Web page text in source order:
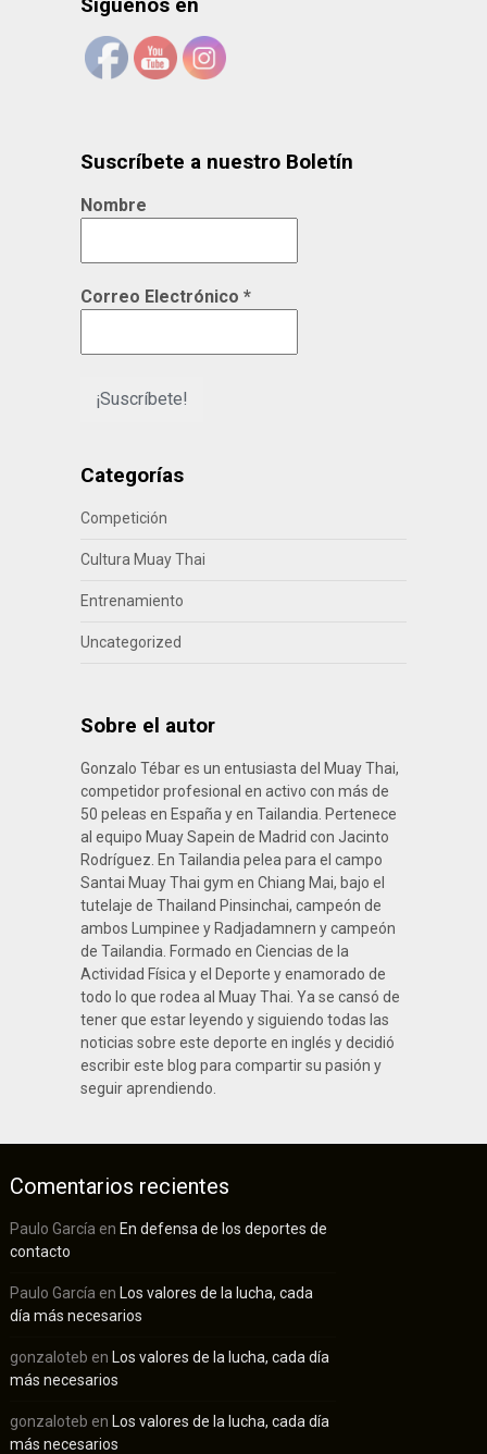
Suscríbete a nuestro Boletín
Nombre
Correo Electrónico *
Categorías
Competición
Cultura Muay Thai
Entrenamiento
Uncategorized
Sobre el autor
Gonzalo Tébar es un entusiasta del Muay Thai,
competidor profesional en activo con más de
50 peleas en España y en Tailandia. Pertenece
al equipo Muay Sapein de Madrid con Jacinto
Rodríguez. En Tailandia pelea para el campo
Santai Muay Thai gym en Chiang Mai, bajo el
tutelaje de Thailand Pinsinchai, campeón de
ambos Lumpinee y Radjadamnern y campeón
de Tailandia. Formado en Ciencias de la
Actividad Física y el Deporte y enamorado de
todo lo que rodea al Muay Thai. Ya se cansó de
tener que estar leyendo y siguiendo todas las
noticias sobre este deporte en inglés y decidió
escribir este blog para compartir su pasión y
seguir aprendiendo.
Comentarios recientes
Paulo García en En defensa de los deportes de
contacto
Paulo García en Los valores de la lucha, cada
día más necesarios
gonzaloteb en Los valores de la lucha, cada día
más necesarios
gonzaloteb en Los valores de la lucha, cada día
más necesarios